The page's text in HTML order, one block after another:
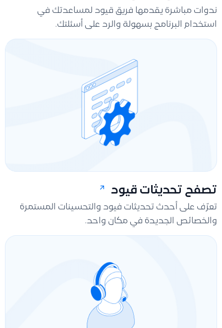
ندوات مباشرة يقدمها فريق قيود لمساعدتك في
استخدام البرنامج بسهولة والرد على أسئلتك.
تصفح تحديثات قيود
تعرّف على أحدث تحديثات فيود والتحسينات المستمرة
والخصائص الجديدة في مكان واحد.